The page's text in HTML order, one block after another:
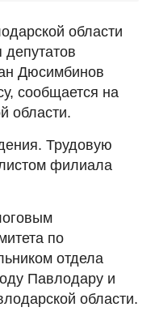
области
депутатов
Дюсимбинов
сообщается на
области.
Трудовую
филиала
по
отдела
Павлодару и
области.